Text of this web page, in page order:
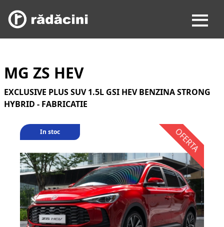
MG ZS HEV
EXCLUSIVE PLUS SUV 1.5L GSI HEV BENZINA STRONG
HYBRID - FABRICATIE
In stoc